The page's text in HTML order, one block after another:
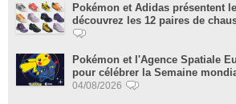
Pokémon et Adidas présentent
découvrez les 12 paires de
Pokémon et l'Agence Spatiale
pour célébrer la Semaine
04/08/2026